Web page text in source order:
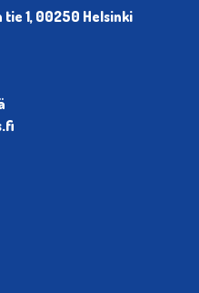
1, 00250 Helsinki